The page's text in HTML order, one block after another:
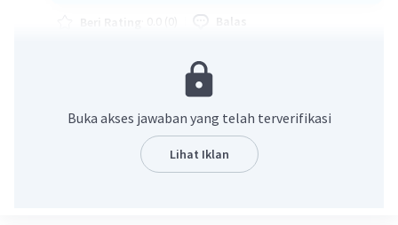
Balas
Iklan
tembung saroja
Beri Rating· 0) Balas
Buka akses jawaban yang telah terverifikasi
Lihat Iklan